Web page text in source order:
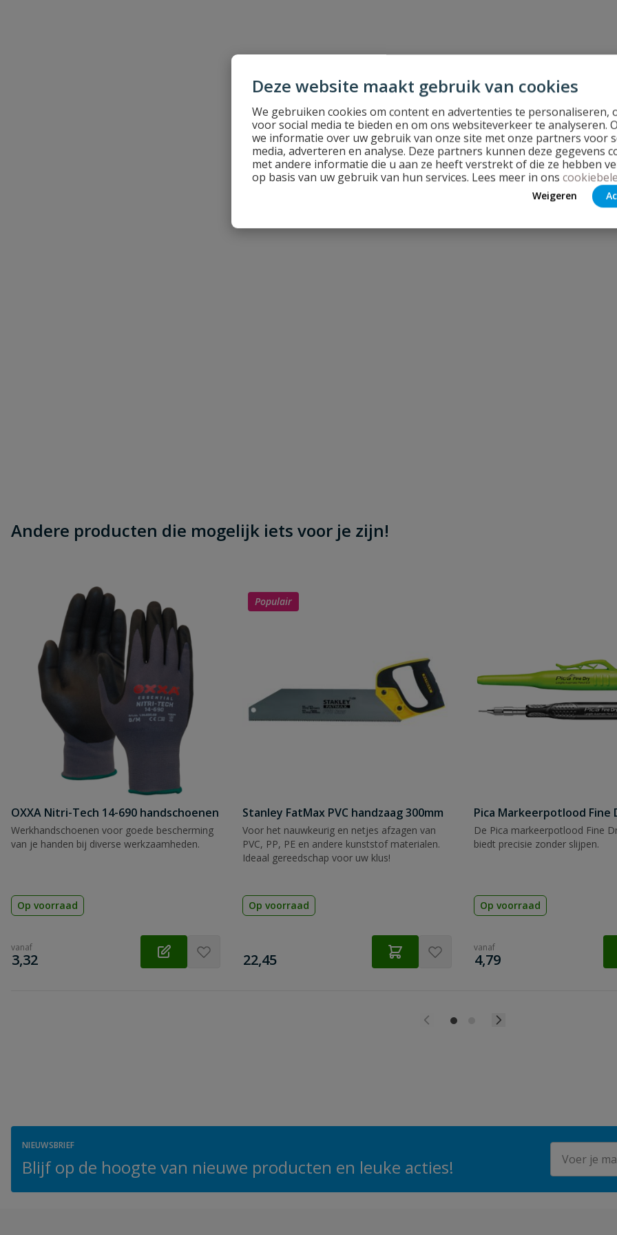
Deze website maakt gebruik van cookies
We gebruiken cookies om content en advertenties te personaliseren,
voor social media te bieden en om ons websiteverkeer te analyseren.
we informatie over uw gebruik van onze site met onze partners voor
media, adverteren en analyse. Deze partners kunnen deze gegevens
met andere informatie die u aan ze heeft verstrekt of die ze hebben
op basis van uw gebruik van hun services. Lees meer in ons
Weigeren
Andere producten die mogelijk iets voor je zijn!
OXXA Nitri-Tech 14-690 handschoenen
Werkhandschoenen voor goede bescherming
van je handen bij diverse werkzaamheden.
Op voorraad
vanaf
€
3,32
Populair
Stanley FatMax PVC handzaag 300mm
Voor het nauwkeurig en netjes afzagen van
PVC, PP, PE en andere kunststof materialen.
Ideaal gereedschap voor uw klus!
Op voorraad
€
22,45
Pica Markeerpotlood Fine
De Pica markeerpotlood Fine
biedt precisie zonder slijpen.
Op voorraad
vanaf
€
4,79
NIEUWSBRIEF
Blijf op de hoogte van nieuwe producten en leuke acties!